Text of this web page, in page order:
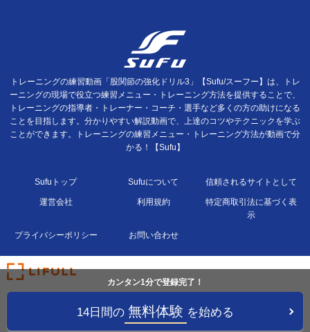
カンタン1分で登録完了！
14日間の 無料体験 を始める
トレーニングの練習動画「股関節の強化ドリル3」【Sufu/スーフー】は、トレ
ーニングの現場で役立つ練習メニュー・トレーニング方法を提供することで、
トレーニングの指導者・トレーナー・コーチ・選手など多くの方の助けになる
ことを目指します。分かりやすい解説動画で、上達のコツやテクニックを学ぶ
ことができます。トレーニングの練習メニュー・トレーニング方法が動画で分
かる！【Sufu】
Sufuトップ Sufuについて 信頼されるサイトとして
運営会社 利用規約
特定商取引法に基づく表
示
プライバシーポリシー お問い合わせ